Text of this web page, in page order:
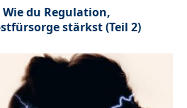
du Regulation,
stärkst (Teil 2)